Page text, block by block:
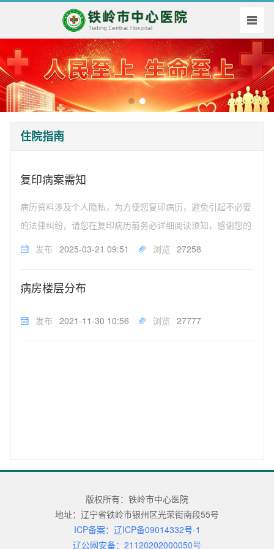
住院指南
复印病案需知
病历资料涉及个人隐私，为方便您复印病历，避免引起不必要
的法律纠纷，请您在复印病历前务必详细阅读须知，感谢您的
配合！一、住院期间复印病历，由医生携带病历并带领患者到
方可复印。本院提供线下...
发布 2025-03-21 09:51 浏览 27258
病房楼层分布
发布 2021-11-30 10:56 浏览 27777
版权所有：铁岭市中心医院
地址：辽宁省铁岭市银州区光荣街南段55号
ICP备案：辽ICP备09014332号-1
辽公网安备：21120202000050号